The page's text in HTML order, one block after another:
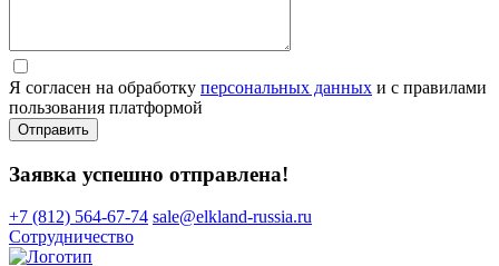
Я согласен на обработку персональных данных и с правилами
пользования платформой
Отправить
Заявка успешно отправлена!
+7 (812) 564-67-74 sale@elkland-russia.ru
Сотрудничество